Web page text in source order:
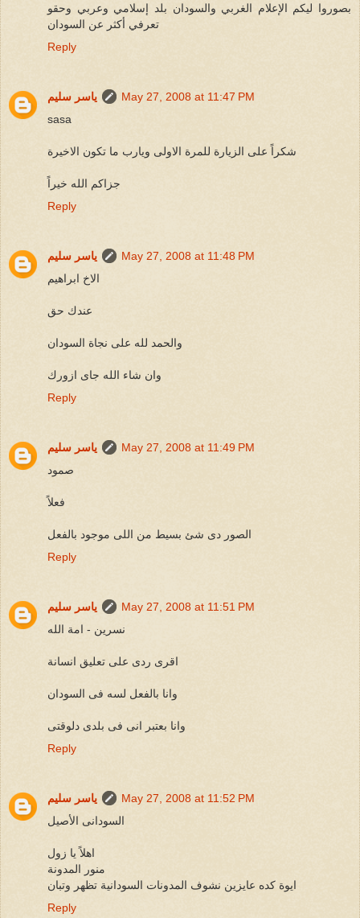
بصوروا ليكم الإعلام الغربي والسودان بلد إسلامي وعربي وحقو
تعرفي أكثر عن السودان
Reply
ياسر سليم
May 27, 2008 at 11:47 PM
sasa
شكراً على الزيارة للمرة الاولى ويارب ما تكون الاخيرة
جزاكم الله خيراً
Reply
ياسر سليم
May 27, 2008 at 11:48 PM
الاخ ابراهيم
عندك حق
والحمد لله على نجاة السودان
وان شاء الله جاى ازورك
Reply
ياسر سليم
May 27, 2008 at 11:49 PM
صمود
فعلاً
الصور دى شئ بسيط من اللى موجود بالفعل
Reply
ياسر سليم
May 27, 2008 at 11:51 PM
نسرين - امة الله
اقرى ردى على تعليق انسانة
وانا بالفعل لسه فى السودان
وانا بعتبر انى فى بلدى دلوقتى
Reply
ياسر سليم
May 27, 2008 at 11:52 PM
السودانى الأصيل
اهلاً يا زول
منور المدونة
ايوة كده عايزين نشوف المدونات السودانية تظهر وتبان
Reply